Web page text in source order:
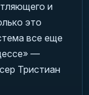
и
это
все еще
—
Тристиан